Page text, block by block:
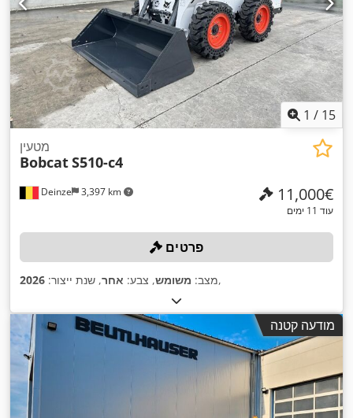
1 / 15
Deinze 3,397 km
מטעין
BobcatS510-c4
‏11,000 ‏€
עוד 11 ימים
פרטים
מצב: משומש, צבע: אחר, שנת ייצור: 2026 ,
מודעה קטנה